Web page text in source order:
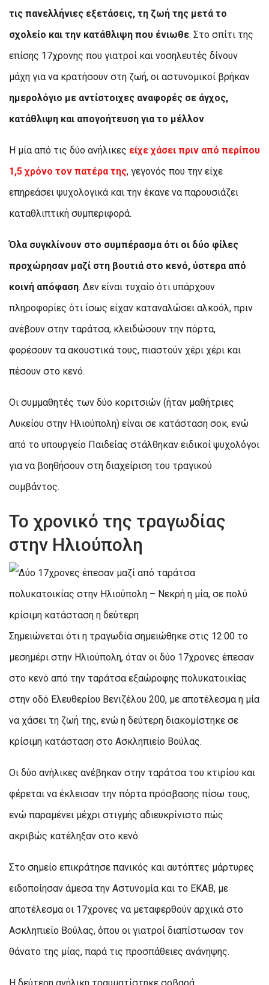
τις πανελλήνιες εξετάσεις, τη ζωή της μετά το
σχολείο και την κατάθλιψη που ένιωθε. Στο σπίτι της
επίσης 17χρονης που γιατροί και νοσηλευτές δίνουν
μάχη για να κρατήσουν στη ζωή, οι αστυνομικοί βρήκαν
ημερολόγιο με αντίστοιχες αναφορές σε άγχος,
κατάθλιψη και απογοήτευση για το μέλλον.
Η μία από τις δύο ανήλικες είχε χάσει πριν από περίπου
1,5 χρόνο τον πατέρα της, γεγονός που την είχε
επηρεάσει ψυχολογικά και την έκανε να παρουσιάζει
καταθλιπτική συμπεριφορά.
Όλα συγκλίνουν στο συμπέρασμα ότι οι δύο φίλες
προχώρησαν μαζί στη βουτιά στο κενό, ύστερα από
κοινή απόφαση. Δεν είναι τυχαίο ότι υπάρχουν
πληροφορίες ότι ίσως είχαν καταναλώσει αλκοόλ, πριν
ανέβουν στην ταράτσα, κλειδώσουν την πόρτα,
φορέσουν τα ακουστικά τους, πιαστούν χέρι χέρι και
πέσουν στο κενό.
Οι συμμαθητές των δύο κοριτσιών (ήταν μαθήτριες
Λυκείου στην Ηλιούπολη) είναι σε κατάσταση σοκ, ενώ
από το υπουργείο Παιδείας στάλθηκαν ειδικοί ψυχολόγοι
για να βοηθήσουν στη διαχείριση του τραγικού
συμβάντος.
Το χρονικό της τραγωδίας
στην Ηλιούπολη
Σημειώνεται ότι η τραγωδία σημειώθηκε στις 12:00 το
μεσημέρι στην Ηλιούπολη, όταν οι δύο 17χρονες έπεσαν
στο κενό από την ταράτσα εξαώροφης πολυκατοικίας
στην οδό Ελευθερίου Βενιζέλου 200, με αποτέλεσμα η μία
να χάσει τη ζωή της, ενώ η δεύτερη διακομίστηκε σε
κρίσιμη κατάσταση στο Ασκληπιείο Βούλας.
Οι δύο ανήλικες ανέβηκαν στην ταράτσα του κτιρίου και
φέρεται να έκλεισαν την πόρτα πρόσβασης πίσω τους,
ενώ παραμένει μέχρι στιγμής αδιευκρίνιστο πώς
ακριβώς κατέληξαν στο κενό.
Στο σημείο επικράτησε πανικός και αυτόπτες μάρτυρες
ειδοποίησαν άμεσα την Αστυνομία και το ΕΚΑΒ, με
αποτέλεσμα οι 17χρονες να μεταφερθούν αρχικά στο
Ασκληπιείο Βούλας, όπου οι γιατροί διαπίστωσαν τον
θάνατο της μίας, παρά τις προσπάθειες ανάνηψης.
Η δεύτερη ανήλικη τραυματίστηκε σοβαρά,